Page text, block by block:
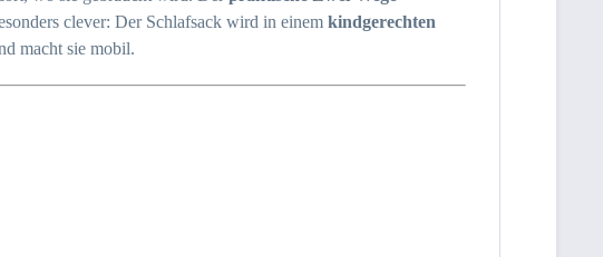
clever: Der Schlafsack wird in einem kindgerechten
macht sie mobil.